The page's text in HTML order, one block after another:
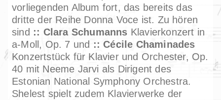
vorliegenden Album fort, das bereits das
dritte der Reihe Donna Voce ist. Zu hören
sind
Clara Schumanns Klavierkonzert in
a-Moll, Op. 7 und
Cécile Chaminades
Konzertstück für Klavier und Orchester, Op.
40 mit Neeme Jarvi als Dirigent des
Estonian National Symphony Orchestra.
Shelest spielt zudem Klavierwerke der